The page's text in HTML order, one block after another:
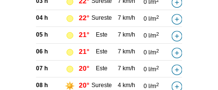
0 l/m
04 h 22° Sureste 7 km/h 0 l/m2
05 h 21° Este 7 km/h 0 l/m2
06 h 21° Este 7 km/h 0 l/m2
07 h 20° Este 7 km/h 0 l/m2
08 h 20° Sureste 4 km/h 0 l/m2